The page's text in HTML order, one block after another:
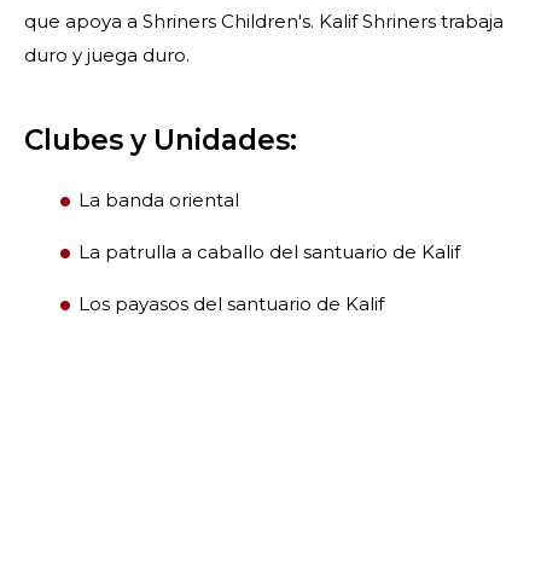
Programas SIEF
Contáctenos
BUSCAR
que apoya a Shriners Children's. Kalif Shriners trabaja
duro y juega duro.
Clubes y Unidades:
La banda oriental
La patrulla a caballo del santuario de Kalif
Los payasos del santuario de Kalif